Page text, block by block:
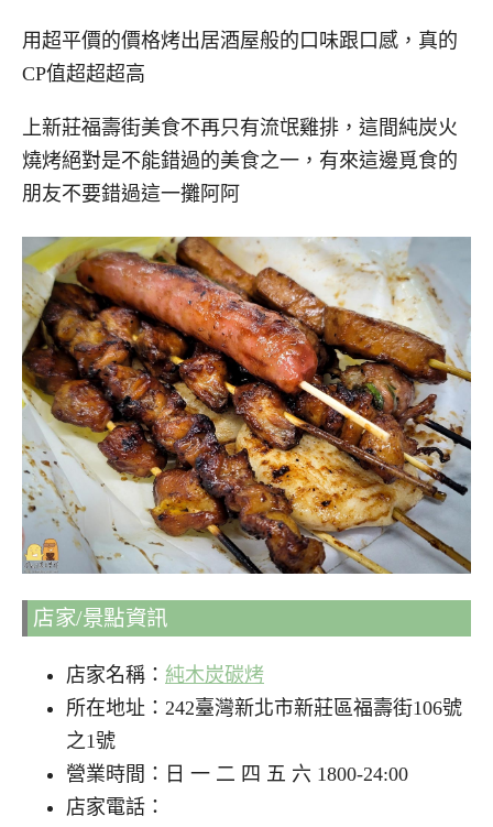
用超平價的價格烤出居酒屋般的口味跟口感，真的
CP值超超超高
上新莊福壽街美食不再只有流氓雞排，這間純炭火
燒烤絕對是不能錯過的美食之一，有來這邊覓食的
朋友不要錯過這一攤阿阿
店家/景點資訊
店家名稱： 純木炭碳烤
所在地址：242臺灣新北市新莊區福壽街106號
之1號
營業時間：日 一 二 四 五 六 1800-24:00
店家電話：